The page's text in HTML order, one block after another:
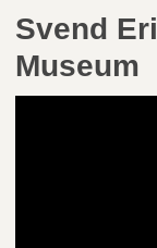
Svend
Museum